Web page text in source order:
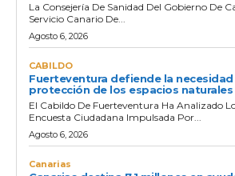
La Consejería De Sanidad Del Gobierno De
Servicio Canario De...
Agosto 6, 2026
CABILDO
Fuerteventura defiende la
protección de los espacios naturales
El Cabildo De Fuerteventura Ha Analizado
Encuesta Ciudadana Impulsada Por...
Agosto 6, 2026
Canarias